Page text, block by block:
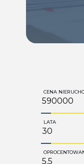
CENA
LATA